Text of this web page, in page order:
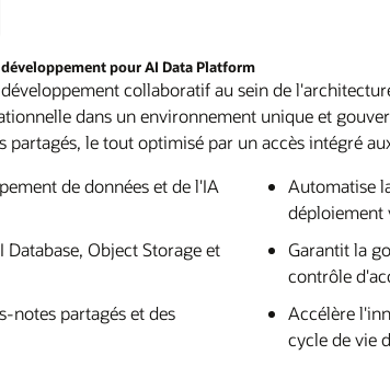
pour AI Data Platform
collaboratif au sein de
dans un environnement unique et
le tout optimisé par un accès intégré
de données et de l'IA
Object Storage et
notes partagés et des
Automatise
déploiement
Garantit la
contrôle
Accélère
cycle de vie